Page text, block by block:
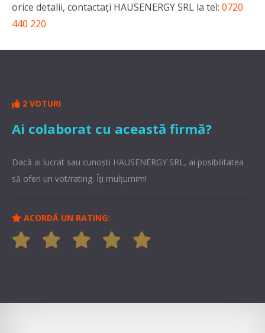
orice detalii, contactaţi HAUSENERGY SRL la tel: 0720
440 220
2 VOTURI
Ai colaborat cu această firmă?
Dacă ai lucrat sau cunoşti HAUSENERGY SRL, ai posibilitatea
să oferi un vot/rating. Îți mulțumim!
ACORDĂ UN RATING: